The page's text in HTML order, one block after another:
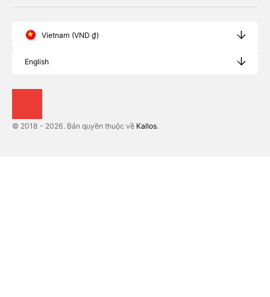
Vietnam (VND ₫)
English
© 2018 - 2026. Bản quyền thuộc về Kallos.